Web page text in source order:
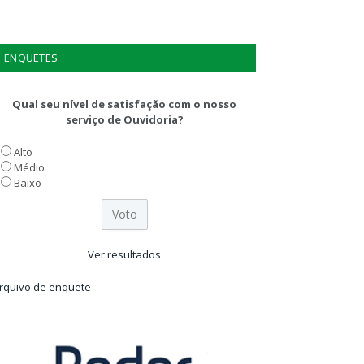
ENQUETES
Qual seu nível de satisfação com o nosso
serviço de Ouvidoria?
Alto
Médio
Baixo
Ver resultados
de enquete